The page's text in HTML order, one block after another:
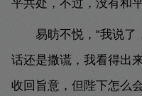
平共处，不过，没有和
易昉不悦，“我说
话还是撒谎，我看得出
收回旨意，但陛下怎么